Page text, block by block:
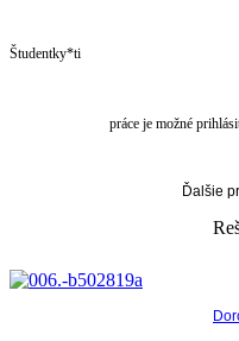
Študentky*ti
práce je možné
Ďalšie